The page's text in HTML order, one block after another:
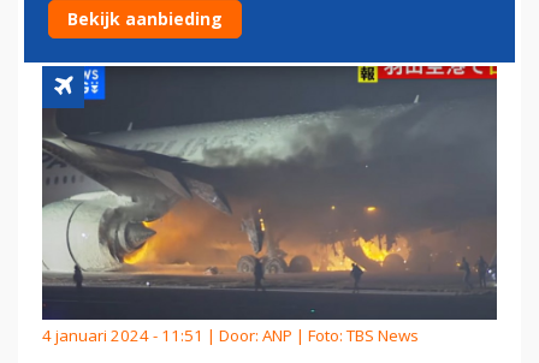
KUSTWACHT NIET
4 januari 2024 - 11:51 | Door: ANP | Foto: TBS News
Bekijk aanbieding